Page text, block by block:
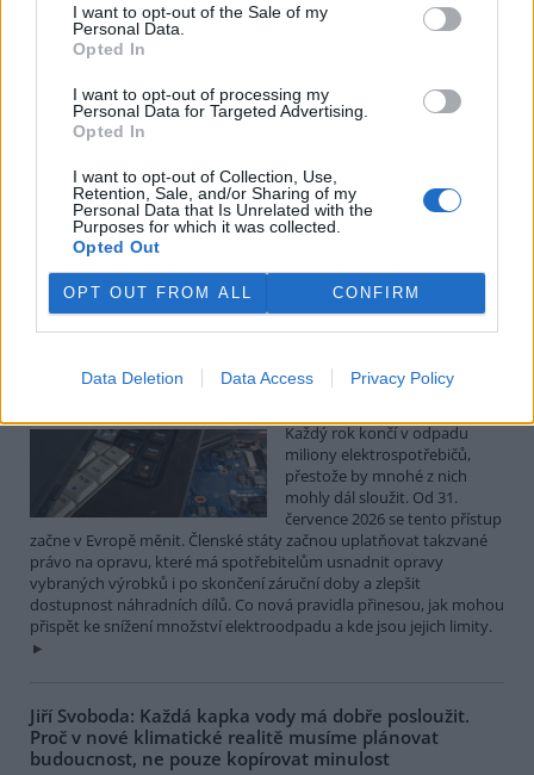
I want to opt-out of the Sale of my
Personal Data.
Opted In
I want to opt-out of processing my
Personal Data for Targeted Advertising.
Opted In
I want to opt-out of Collection, Use,
Retention, Sale, and/or Sharing of my
Personal Data that Is Unrelated with the
Purposes for which it was collected.
Opted Out
OPT OUT FROM ALL CONFIRM
Data Deletion Data Access Privacy Policy
Diskuse: 41
Členské státy nyní převádějí
legislativy. Podle společnosti
refurbed, evropským
marketplace s repasovanou elektronikou, však mohou i po
zavedení nových pravidel zůstat náklady na opravy natolik vysoké,
že pro spotřebitele bude stále výhodnější koupit nové zařízení.
Směrnice má přitom usnadnit opravy elektroniky i po skončení
záruční doby, zlepšit dostupnost náhradních dílů a zabránit
výrobcům, aby zásahy do zařízení zbytečně komplikovali nebo
znemožňovali. Nestanovuje však konkrétní cenový limit ani
způsob výpočtu ceny náhradních dílů a oprav.
31.7.2026
Každý rok končí v odpadu
miliony elektrospotřebičů,
přestože by mnohé z nich
mohly dál sloužit. Od 31.
července 2026 se tento přístup
začne v Evropě měnit. Členské státy začnou uplatňovat takzvané
právo na opravu, které má spotřebitelům usnadnit opravy
vybraných výrobků i po skončení záruční doby a zlepšit
dostupnost náhradních dílů. Co nová pravidla přinesou, jak mohou
přispět ke snížení množství elektroodpadu a kde jsou jejich limity.
Jiří Svoboda: Každá kapka vody má dobře posloužit.
Proč v nové klimatické realitě musíme plánovat
budoucnost, ne pouze kopírovat minulost